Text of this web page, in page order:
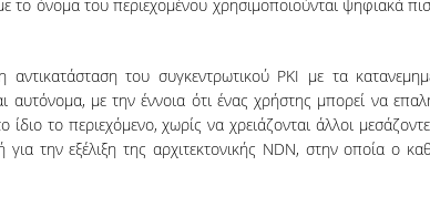
το όνομα του περιεχομένου χρησιμοποιούνται ψηφιακά
αντικατάσταση του συγκεντρωτικού PKI με τα
αυτόνομα, με την έννοια ότι ένας χρήστης μπορεί να
το περιεχόμενο, χωρίς να χρειάζονται άλλοι
για την εξέλιξη της αρχιτεκτονικής NDN, στην οποία ο